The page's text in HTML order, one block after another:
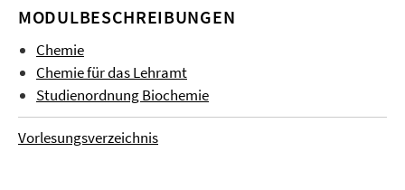
MODULBESCHREIBUNGEN
Chemie
Chemie für das Lehramt
Studienordnung Biochemie
Vorlesungsverzeichnis